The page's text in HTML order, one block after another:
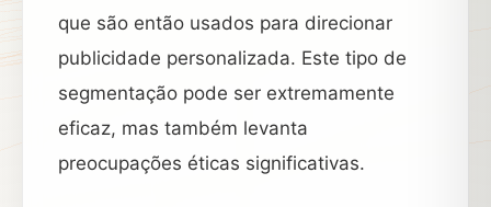
que são então usados para direcionar
publicidade personalizada. Este tipo de
segmentação pode ser extremamente
eficaz, mas também levanta
preocupações éticas significativas.